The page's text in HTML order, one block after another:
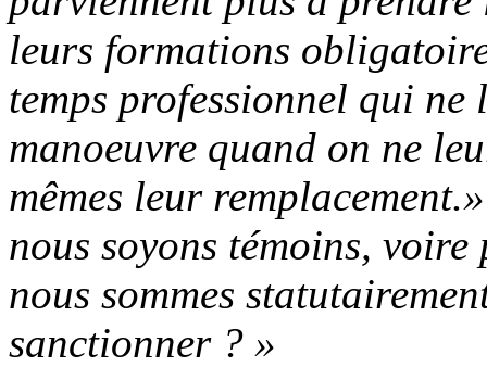
leurs formations
temps professionnel qui ne
manoeuvre quand on ne
mêmes leur remplacement.»
nous soyons témoins,
nous sommes
sanctionner ? »